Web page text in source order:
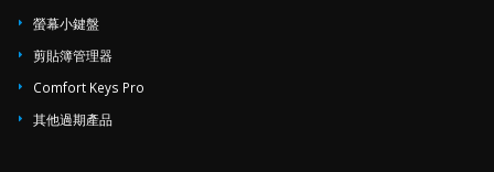
螢幕小鍵盤
剪貼簿管理器
Comfort Keys Pro
其他過期產品